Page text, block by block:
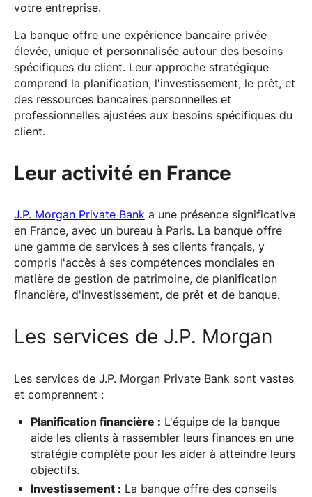
votre entreprise.
La banque offre une expérience bancaire privée
élevée, unique et personnalisée autour des besoins
spécifiques du client. Leur approche stratégique
comprend la planification, l'investissement, le prêt, et
des ressources bancaires personnelles et
professionnelles ajustées aux besoins spécifiques du
client.
Leur activité en France
J.P. Morgan Private Banka une présence significative
en France, avec un bureau à Paris. La banque offre
une gamme de services à ses clients français, y
compris l'accès à ses compétences mondiales en
matière de gestion de patrimoine, de planification
financière, d'investissement, de prêt et de banque.
Les services de J.P. Morgan
Les services de J.P. Morgan Private Bank sont vastes
et comprennent :
Planification financière : L'équipe de la banque
aide les clients à rassembler leurs finances en une
stratégie complète pour les aider à atteindre leurs
objectifs.
Investissement : La banque offre des conseils